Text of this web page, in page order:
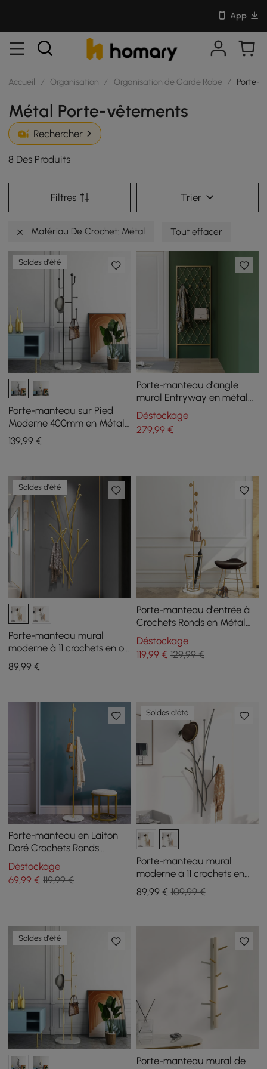
App
Accueil / Organisation / Organisation de Garde Robe / Porte-
Métal Porte-vêtements
Rechercher
8 Des Produits
Filtres Trier
Matériau De Crochet: Métal Tout effacer
Soldes d'été
Porte-manteau sur Pied
Moderne 400mm en Métal
7 Crochets Base en Marbre
Noir
139,99 €
Porte-manteau d'angle
mural Entryway en métal
avec crochets
Déstockage
279,99€
Soldes d'été
Porte-manteau mural
moderne à 11 crochets en or
avec forme de branche
d'arbre
89,99 €
Porte-manteau d'entrée à
Crochets Ronds en Métal
avec Porte-parapluie Base
Dorée
Déstockage
119,99€ 129,99 €
Porte-manteau en Laiton
Doré Crochets Ronds
d'entrée Cintre Base en
Marbre
Déstockage
69,99 € 119,99 €
Soldes d'été
Porte-manteau mural
moderne à 11 crochets en
noir avec forme de branche
d'arbre
89,99€ 109,99 €
Soldes d'été
Porte-manteau mural de